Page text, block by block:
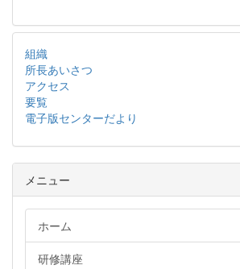
組織
所長あいさつ
アクセス
要覧
電子版センターだより
メニュー
ホーム
研修講座